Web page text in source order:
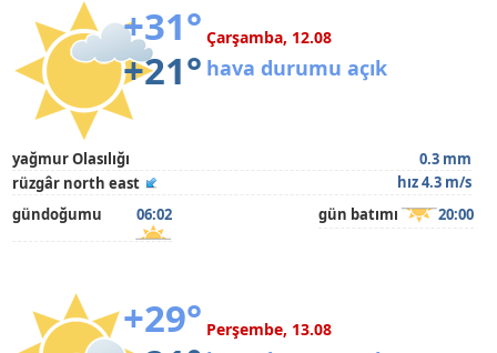
+31°
+21°
Çarşamba, 12.08
hava durumu açık
yağmur Olasılığı
0.3 mm
rüzgâr north east
hız 4.3 m/s
gündoğumu
06:02 gün batımı 20:00
+29° Perşembe, 13.08